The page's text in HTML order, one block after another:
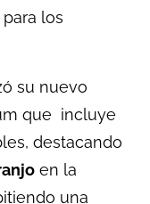
los
su nuevo
que incluye
destacando
en la
una